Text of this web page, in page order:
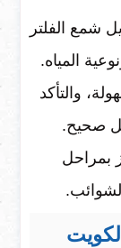
شمع الفلتر
والتأكد
صحيح.
بمراحل